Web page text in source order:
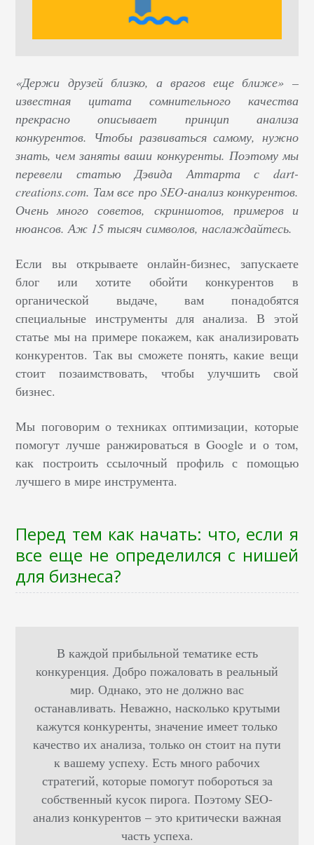
«Держи друзей близко, а врагов еще ближе» –
известная цитата сомнительного качества
прекрасно описывает принцип анализа
конкурентов. Чтобы развиваться самому, нужно
знать, чем заняты ваши конкуренты. Поэтому мы
перевели статью Дэвида Аттарта с dart-
creations.com. Там все про SEO-анализ конкурентов.
Очень много советов, скриншотов, примеров и
нюансов. Аж 15 тысяч символов, наслаждайтесь.
Если вы открываете онлайн-бизнес, запускаете
блог или хотите обойти конкурентов в
органической выдаче, вам понадобятся
специальные инструменты для анализа. В этой
статье мы на примере покажем, как анализировать
конкурентов. Так вы сможете понять, какие вещи
стоит позаимствовать, чтобы улучшить свой
бизнес.
Мы поговорим о техниках оптимизации, которые
помогут лучше ранжироваться в Google и о том,
как построить ссылочный профиль с помощью
лучшего в мире инструмента.
Перед тем как начать: что, если я
все еще не определился с нишей
для бизнеса?
В каждой прибыльной тематике есть
конкуренция. Добро пожаловать в реальный
мир. Однако, это не должно вас
останавливать. Неважно, насколько крутыми
кажутся конкуренты, значение имеет только
качество их анализа, только он стоит на пути
к вашему успеху. Есть много рабочих
стратегий, которые помогут побороться за
собственный кусок пирога. Поэтому SEO-
анализ конкурентов – это критически важная
часть успеха.